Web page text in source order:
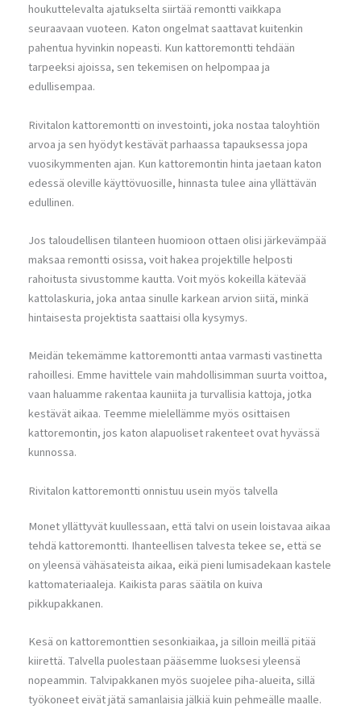
houkuttelevalta ajatukselta siirtää remontti vaikkapa
seuraavaan vuoteen. Katon ongelmat saattavat kuitenkin
pahentua hyvinkin nopeasti. Kun kattoremontti tehdään
tarpeeksi ajoissa, sen tekemisen on helpompaa ja
edullisempaa.
Rivitalon kattoremontti on investointi, joka nostaa taloyhtiön
arvoa ja sen hyödyt kestävät parhaassa tapauksessa jopa
vuosikymmenten ajan. Kun kattoremontin hinta jaetaan katon
edessä oleville käyttövuosille, hinnasta tulee aina yllättävän
edullinen.
Jos taloudellisen tilanteen huomioon ottaen olisi järkevämpää
maksaa remontti osissa, voit hakea projektille helposti
rahoitusta sivustomme kautta. Voit myös kokeilla kätevää
kattolaskuria, joka antaa sinulle karkean arvion siitä, minkä
hintaisesta projektista saattaisi olla kysymys.
Meidän tekemämme kattoremontti antaa varmasti vastinetta
rahoillesi. Emme havittele vain mahdollisimman suurta voittoa,
vaan haluamme rakentaa kauniita ja turvallisia kattoja, jotka
kestävät aikaa. Teemme mielellämme myös osittaisen
kattoremontin, jos katon alapuoliset rakenteet ovat hyvässä
kunnossa.
Rivitalon kattoremontti onnistuu usein myös talvella
Monet yllättyvät kuullessaan, että talvi on usein loistavaa aikaa
tehdä kattoremontti. Ihanteellisen talvesta tekee se, että se
on yleensä vähäsateista aikaa, eikä pieni lumisadekaan kastele
kattomateriaaleja. Kaikista paras säätila on kuiva
pikkupakkanen.
Kesä on kattoremonttien sesonkiaikaa, ja silloin meillä pitää
kiirettä. Talvella puolestaan pääsemme luoksesi yleensä
nopeammin. Talvipakkanen myös suojelee piha-alueita, sillä
työkoneet eivät jätä samanlaisia jälkiä kuin pehmeälle maalle.